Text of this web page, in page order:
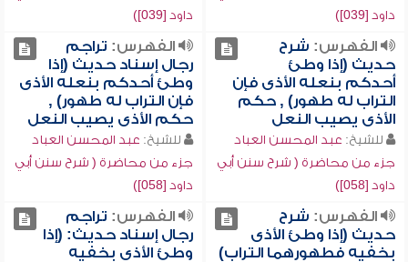
داود [039])
داود [039])
الفهرس: شرح
حديث (إذا وطئ
أحدكم بنعله الأذى فإن
التراب له طهور) , حكم
الأذى يصيب النعل
للشيخ: عبد المحسن العباد
جزء من محاضرة ( شرح سنن أبي
داود [058])
الفهرس: تراجم
رجال إسناد حديث (إذا
وطئ أحدكم بنعله الأذى
فإن التراب له طهور) ,
حكم الأذى يصيب النعل
للشيخ: عبد المحسن العباد
جزء من محاضرة ( شرح سنن أبي
داود [058])
الفهرس: شرح
حديث (إذا وطئ الأذى
بخفيه فطهورهما التراب)
الفهرس: تراجم
رجال إسناد حديث: (إذا
وطئ الأذى بخفيه